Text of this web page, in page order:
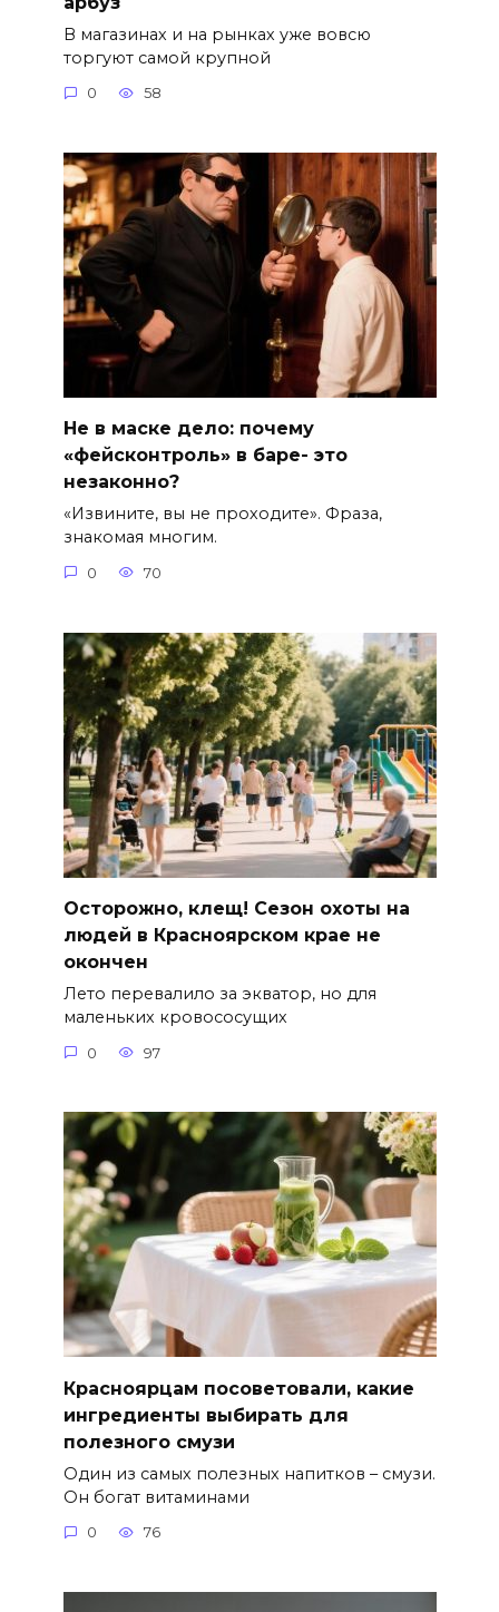
В магазинах и на рынках уже вовсю
торгуют самой крупной
0 58
Не в маске дело: почему
«фейсконтроль» в баре- это
незаконно?
«Извините, вы не проходите». Фраза,
знакомая многим.
0 70
Осторожно, клещ! Сезон охоты на
людей в Красноярском крае не
окончен
Лето перевалило за экватор, но для
маленьких кровососущих
0 97
Красноярцам посоветовали, какие
ингредиенты выбирать для
полезного смузи
Один из самых полезных напитков – смузи.
Он богат витаминами
0 76